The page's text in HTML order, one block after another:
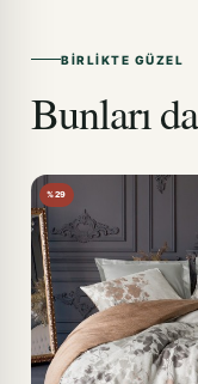
BIRLIKTE GÜZEL
Bunları
%29